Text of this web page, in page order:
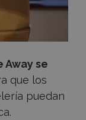
Away se
que los
puedan